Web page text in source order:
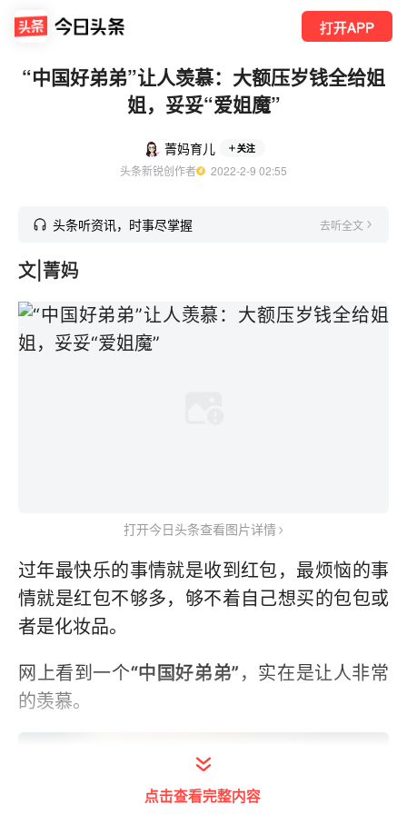
打开APP
“中国好弟弟”让人羡慕：大额压岁钱全给姐
姐，妥妥“爱姐魔”
菁妈育儿 关注
头条新锐创作者
  2022-2-9 02:55
头条听资讯，时事尽掌握 去听全文
文|菁妈
打开今日头条查看图片详情
过年最快乐的事情就是收到红包，最烦恼的事
情就是红包不够多，够不着自己想买的包包或
者是化妆品。
网上看到一个“中国好弟弟” ，实在是让人非常
的羡慕。
点击查看完整内容